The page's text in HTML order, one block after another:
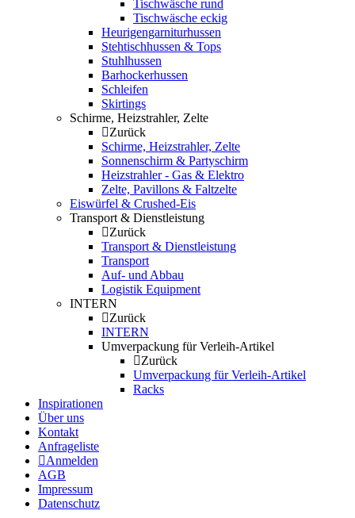
Tischwäsche rund
Tischwäsche eckig
Heurigengarniturhussen
Stehtischhussen & Tops
Stuhlhussen
Barhockerhussen
Schleifen
Skirtings
Schirme, Heizstrahler, Zelte
Zurück
Schirme, Heizstrahler, Zelte
Sonnenschirm & Partyschirm
Heizstrahler - Gas & Elektro
Zelte, Pavillons & Faltzelte
Eiswürfel & Crushed-Eis
Transport & Dienstleistung
Zurück
Transport & Dienstleistung
Transport
Auf- und Abbau
Logistik Equipment
INTERN
Zurück
INTERN
Umverpackung für Verleih-Artikel
Zurück
Umverpackung für Verleih-Artikel
Racks
Inspirationen
Über uns
Kontakt
Anfrageliste
Anmelden
AGB
Impressum
Datenschutz